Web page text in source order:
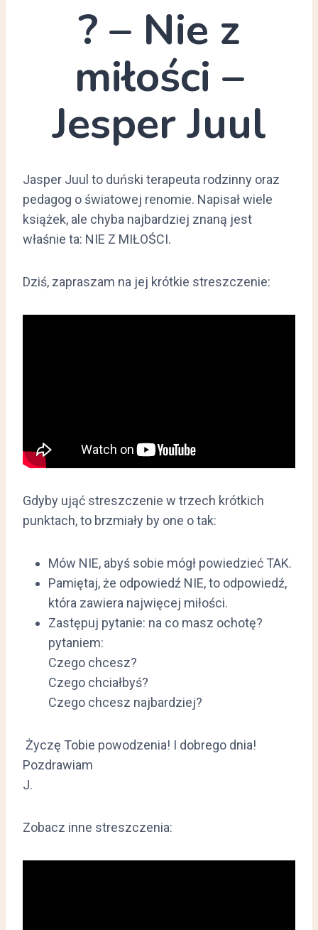
? – Nie z
miłości –
Jesper Juul
Jasper Juul to duński terapeuta rodzinny oraz
pedagog o światowej renomie. Napisał wiele
książek, ale chyba najbardziej znaną jest
właśnie ta: NIE Z MIŁOŚCI.
Dziś, zapraszam na jej krótkie streszczenie:
Gdyby ująć streszczenie w trzech krótkich
punktach, to brzmiały by one o tak:
Mów NIE, abyś sobie mógł powiedzieć TAK.
Pamiętaj, że odpowiedź NIE, to odpowiedź,
która zawiera najwięcej miłości.
Zastępuj pytanie: na co masz ochotę?
pytaniem:
Czego chcesz?
Czego chciałbyś?
Czego chcesz najbardziej?
Życzę Tobie powodzenia! I dobrego dnia!
Pozdrawiam
J.
Zobacz inne streszczenia: